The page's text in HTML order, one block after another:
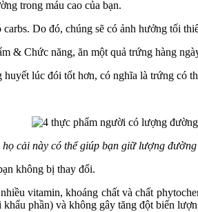
trong máu cao của bạn.
Do đó, chúng sẽ có ảnh hưởng tối
& Chức năng, ăn một quả trứng hàng
lúc đói tốt hơn, có nghĩa là trứng có
cải này có thể giúp bạn giữ lượng
không bị thay đổi.
vitamin, khoáng chất và chất
phần) và không gây tăng đột biến